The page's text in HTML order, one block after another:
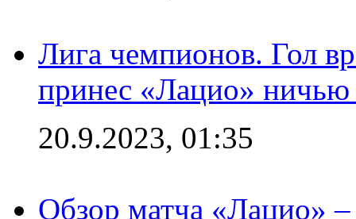
Лига чемпионов. Гол
принес «Лацио» ничью
20.9.2023, 01:35
Обзор матча «Лацио»